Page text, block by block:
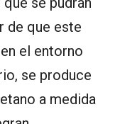
de que este
el entorno
se produce
a medida